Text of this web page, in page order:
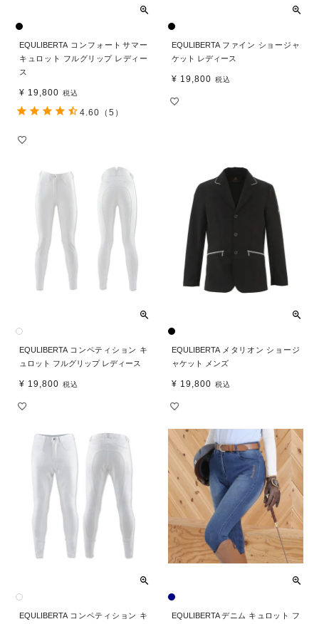
EQULIBERTA コンフォートサマー
キュロット フルグリップ レディー
ス
¥ 19,800 税込
4.60 （5）
EQULIBERTA ファイン ショージャ
ケット レディース
¥ 19,800 税込
EQULIBERTA コンペティション キ
ュロット フルグリップ レディース
¥ 19,800 税込
EQULIBERTA メタリオン ショージ
ャケット メンズ
¥ 19,800 税込
EQULIBERTA コンペティション キ
EQULIBERTA デニム キュロット フ